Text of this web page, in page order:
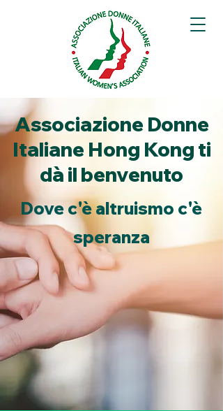
Associazione Donne
Italiane Hong Kong ti
dà il benvenuto
Dove c'è altruismo c'è
speranza